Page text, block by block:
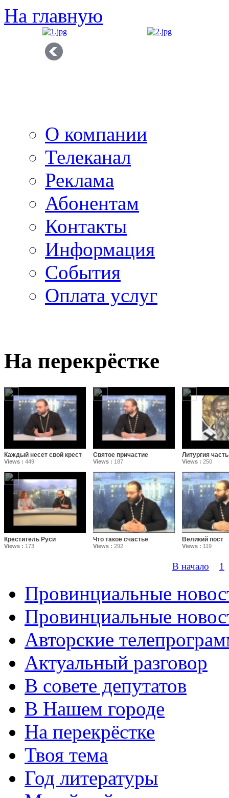
На главную
О компании
Телеканал
Реклама
Абонентам
Контакты
Информация
Cобытия
Оплата услуг
На перекрёстке
Каждый несет свой крест
Views : 449
Святое причастие
Views : 187
Литургия
Views : 250
Креститель Руси
Views : 173
Что такое счастье
Views : 292
Великий пост
Views : 119
В начало 1
Провинциальные
Провинциальные
Авторские
Актуальный разговор
В совете депутатов
В Нашем городе
На перекрёстке
Твоя тема
Год литературы